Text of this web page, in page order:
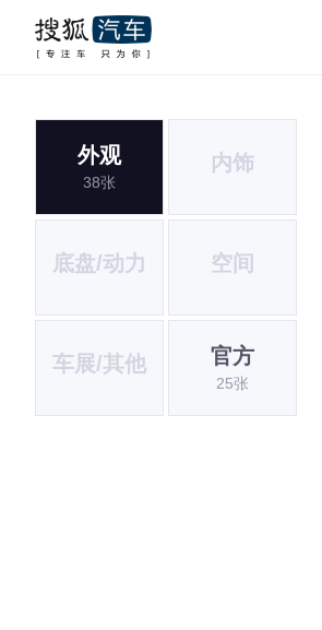
外观
38张
内饰
底盘/动力 空间
车展/其他 官方
25张